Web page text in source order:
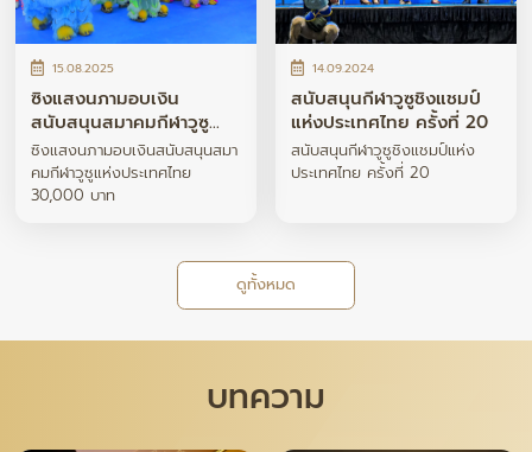
15.08.2025
ซิงแสงนภามอบเงิน
สนับสนุนสมาคมกีฬาวูซู
แห่งประเทศไทย 30,000
บาท
ซิงแสงนภามอบเงินสนับสนุนสมา
คมกีฬาวูซูแห่งประเทศไทย
30,000 บาท
14.09.2024
สนับสนุนกีฬาวูซูชิงแชมป์
แห่งประเทศไทย ครั้งที่ 20
สนับสนุนกีฬาวูซูชิงแชมป์แห่ง
ประเทศไทย ครั้งที่ 20
ดูทั้งหมด
บทความ